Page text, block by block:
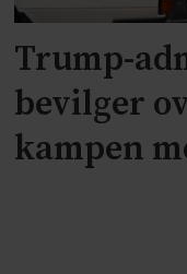
Trump-
bevilger
kampen